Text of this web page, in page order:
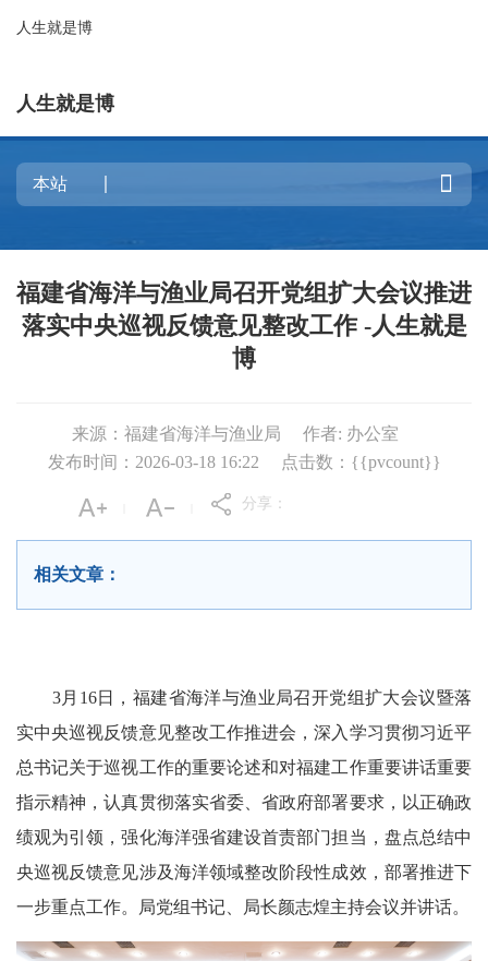
人生就是博
人生就是博

福建省海洋与渔业局召开党组扩大会议推进
落实中央巡视反馈意见整改工作 -人生就是
博
来源：福建省海洋与渔业局
作者: 办公室
发布时间：2026-03-18 16:22
点击数：{{pvcount}}
分享：
相关文章：
3月16日，福建省海洋与渔业局召开党组扩大会议暨落
实中央巡视反馈意见整改工作推进会，深入学习贯彻习近平
总书记关于巡视工作的重要论述和对福建工作重要讲话重要
指示精神，认真贯彻落实省委、省政府部署要求，以正确政
绩观为引领，强化海洋强省建设首责部门担当，盘点总结中
央巡视反馈意见涉及海洋领域整改阶段性成效，部署推进下
一步重点工作。局党组书记、局长颜志煌主持会议并讲话。